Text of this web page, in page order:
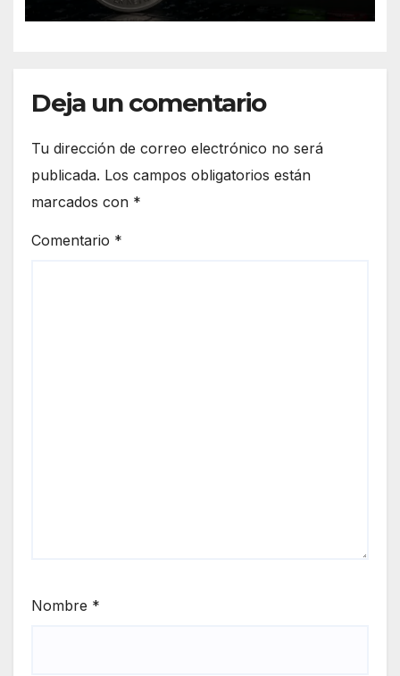
Deja un comentario
Tu dirección de correo electrónico no será
publicada. Los campos obligatorios están
marcados con *
Comentario *
Nombre *